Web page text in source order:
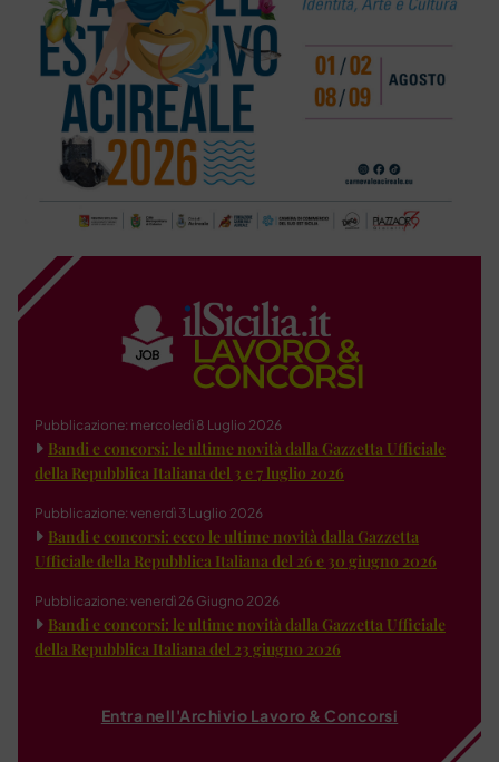
Pubblicazione: mercoledì 8 Luglio 2026
Bandi e concorsi: le ultime novità dalla Gazzetta Ufficiale
della Repubblica Italiana del 3 e 7 luglio 2026
Pubblicazione: venerdì 3 Luglio 2026
Bandi e concorsi: ecco le ultime novità dalla Gazzetta
Ufficiale della Repubblica Italiana del 26 e 30 giugno 2026
Pubblicazione: venerdì 26 Giugno 2026
Bandi e concorsi: le ultime novità dalla Gazzetta Ufficiale
della Repubblica Italiana del 23 giugno 2026
Entra nell'Archivio Lavoro & Concorsi